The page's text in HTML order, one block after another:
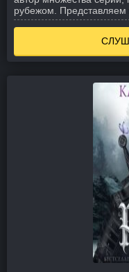
рубежом. Представляем